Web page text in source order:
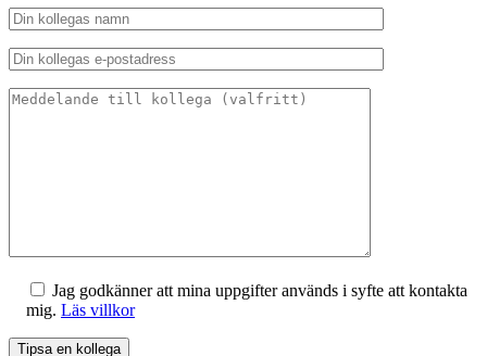
Jag godkänner att mina uppgifter används i syfte att kontakta
mig. Läs villkor